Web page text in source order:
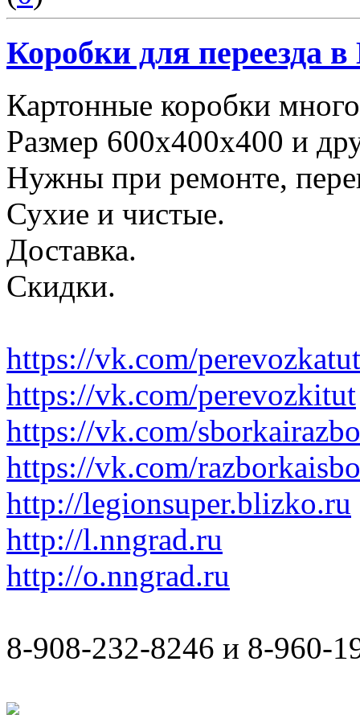
Коробки для переезда
Картонные коробки
Размер 600х400х400 и
Нужны при ремонте,
Сухие и чистые.
Доставка.
Скидки.
https://vk.com/perevozkatut
https://vk.com/perevozkitut
https://vk.com/
https://vk.com/
http://legionsuper.blizko.ru
http://l.nngrad.ru
http://o.nngrad.ru
8-908-232-8246 и 8-960-